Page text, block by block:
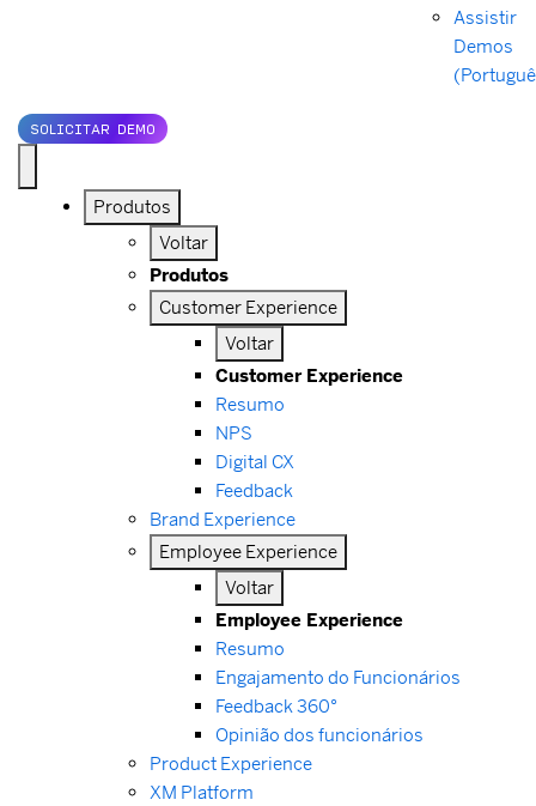
Assistir
Demos
SOLICITAR DEMO
Produtos
Voltar
Produtos
Customer Experience
Voltar
Customer Experience
Resumo
NPS
Digital CX
Feedback
Brand Experience
Employee Experience
Voltar
Employee Experience
Resumo
Engajamento do Funcionários
Feedback 360°
Opinião dos funcionários
Product Experience
XM Platform